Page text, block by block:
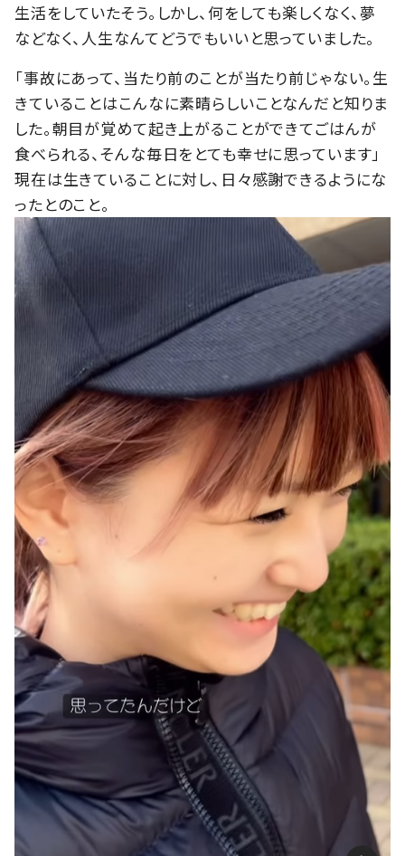
生活をしていたそう。しかし、何をしても楽しくなく、夢
などなく、人生なんてどうでもいいと思っていました。
「事故にあって、当たり前のことが当たり前じゃない。生
きていることはこんなに素晴らしいことなんだと知りま
した。朝目が覚めて起き上がることができてごはんが
食べられる、そんな毎日をとても幸せに思っています」
現在は生きていることに対し、日々感謝できるようにな
ったとのこと。